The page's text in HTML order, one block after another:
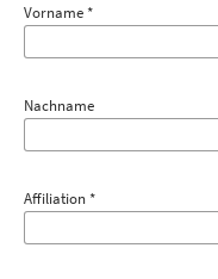
Vorname *
Nachname
Affiliation *